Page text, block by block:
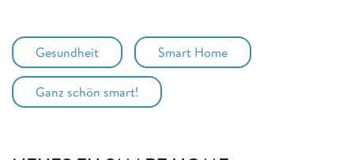
Gesundheit Smart Home
Ganz schön smart!